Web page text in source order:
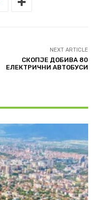
NEXT ARTICLE
СКОПЈЕ ДОБИВА 80
ЕЛЕКТРИЧНИ АВТОБУСИ